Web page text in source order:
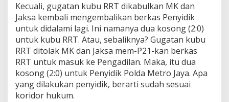
Kecuali, gugatan kubu RRT dikabulkan MK dan
Jaksa kembali mengembalikan berkas Penyidik
untuk didalami lagi. Ini namanya dua kosong (2:0)
untuk kubu RRT. Atau, sebaliknya? Gugatan kubu
RRT ditolak MK dan Jaksa mem-P21-kan berkas
RRT untuk masuk ke Pengadilan. Maka, itu dua
kosong (2:0) untuk Penyidik Polda Metro Jaya. Apa
yang dilakukan penyidik, berarti sudah sesuai
koridor hukum.